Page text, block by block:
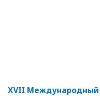
XVII Международный